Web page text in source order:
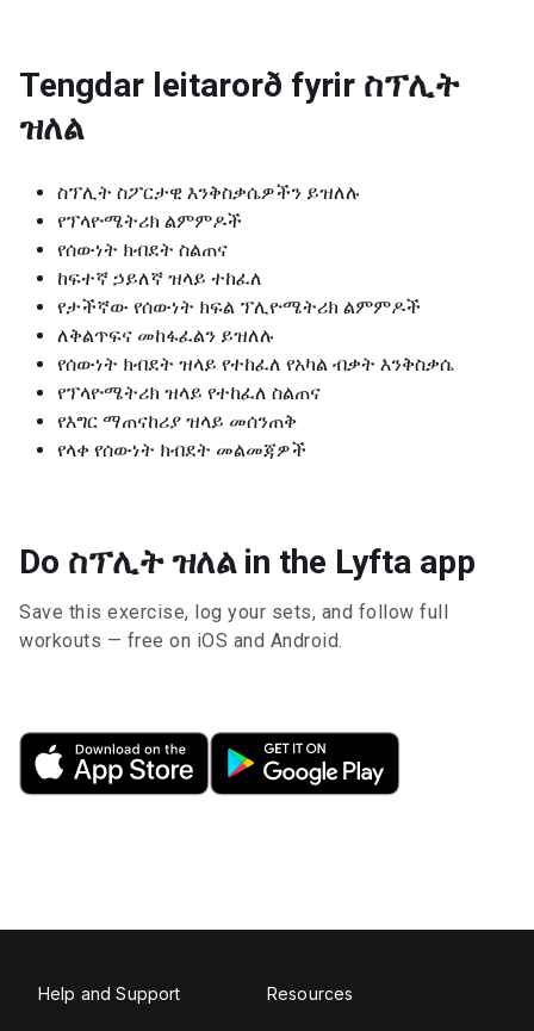
Tengdar leitarorð fyrir ስፕሊት
ዝለል
ስፕሊት ስፖርታዊ እንቅስቃሴዎችን ይዝለሉ
የፕላዮሜትሪክ ልምምዶች
የሰውነት ክብደት ስልጠና
ከፍተኛ ኃይለኛ ዝላይ ተከፈለ
የታችኛው የሰውነት ክፍል ፕሊዮሜትሪክ ልምምዶች
ለቅልጥፍና መከፋፈልን ይዝለሉ
የሰውነት ክብደት ዝላይ የተከፈለ የአካል ብቃት እንቅስቃሴ
የፕላዮሜትሪክ ዝላይ የተከፈለ ስልጠና
የእግር ማጠናከሪያ ዝላይ መሰንጠቅ
የላቀ የሰውነት ክብደት መልመጃዎች
Do ስፕሊት ዝለል in the Lyfta app
Save this exercise, log your sets, and follow full
workouts — free on iOS and Android.
Help and Support Resources